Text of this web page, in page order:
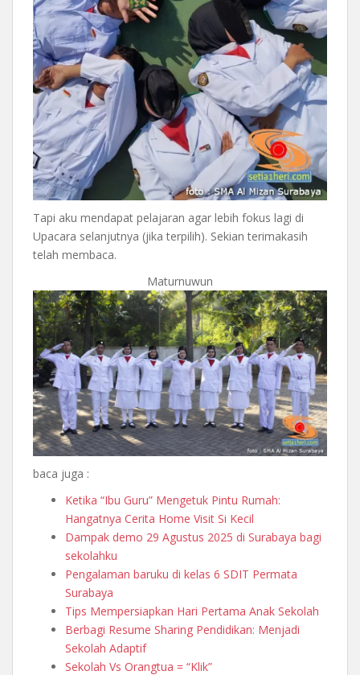
Tapi aku mendapat pelajaran agar lebih fokus lagi di
Upacara selanjutnya (jika terpilih). Sekian terimakasih
telah membaca.
Maturnuwun
baca juga :
Ketika “Ibu Guru” Mengetuk Pintu Rumah:
Hangatnya Cerita Home Visit Si Kecil
Dampak demo 29 Agustus 2025 di Surabaya bagi
sekolahku
Pengalaman baruku di kelas 6 SDIT Permata
Surabaya
Tips Mempersiapkan Hari Pertama Anak Sekolah
Berbagi Resume Sharing Pendidikan: Menjadi
Sekolah Adaptif
Sekolah Vs Orangtua = “Klik”